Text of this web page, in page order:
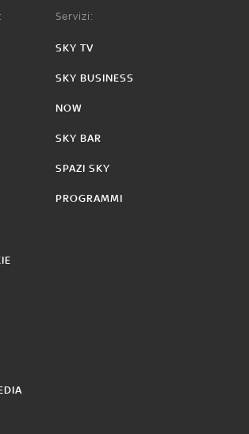
Servizi:
SKY TV
SKY BUSINESS
NOW
SKY BAR
SPAZI SKY
PROGRAMMI